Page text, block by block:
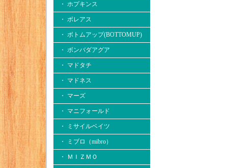
・ ホプキンス
・ ボレアス
・ ボトムアップ(BOTTOMUP)
・ ボンバダアグア
・ マドタチ
・ マドネス
・ マーズ
・ マニフォールド
・ ミサイルベイツ
・ ミブロ（mibro）
・ ＭＩＺＭＯ